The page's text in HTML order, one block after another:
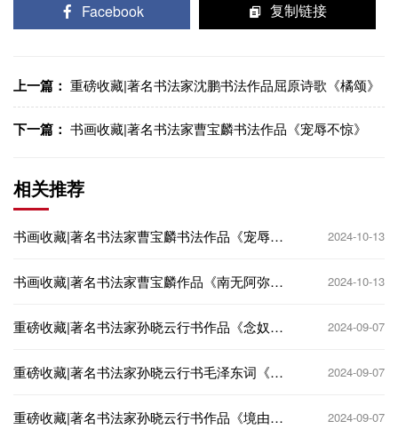
Facebook 复制链接
上一篇： 重磅收藏|著名书法家沈鹏书法作品屈原诗歌《橘颂》
下一篇： 书画收藏|著名书法家曹宝麟书法作品《宠辱不惊》
相关推荐
书画收藏|著名书法家曹宝麟书法作品《宠辱不
2024-10-13
书画收藏|著名书法家曹宝麟作品《南无阿弥陀
2024-10-13
重磅收藏|著名书法家孙晓云行书作品《念奴娇
2024-09-07
重磅收藏|著名书法家孙晓云行书毛泽东词《清
2024-09-07
重磅收藏|著名书法家孙晓云行书作品《境由心
2024-09-07